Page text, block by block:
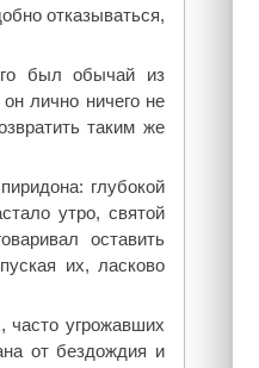
отказываться,
был обычай из
лично ничего не
таким же
глубокой
утро, святой
оставить
их, ласково
часто угрожавших
от бездождия и